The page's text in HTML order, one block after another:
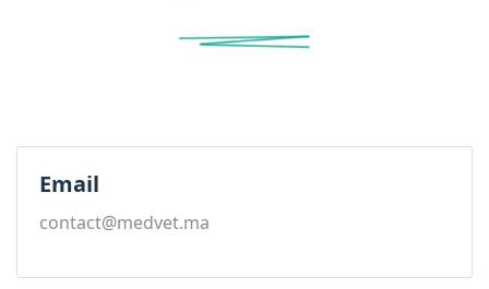
Email
contact@medvet.ma